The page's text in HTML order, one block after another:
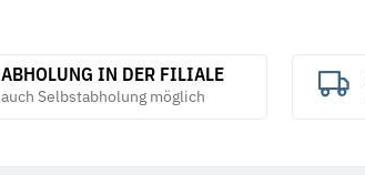
ABHOLUNG IN DER FILIALE
auch Selbstabholung möglich